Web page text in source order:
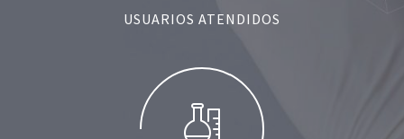
USUARIOS ATENDIDOS